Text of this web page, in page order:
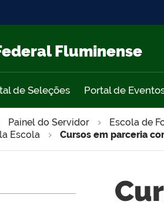
Fluminense
de Seleções Portal de
Painel do Servidor Escola de
Escola
Cursos em parceria